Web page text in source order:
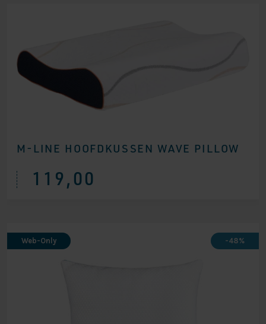
M-LINE HOOFDKUSSEN WAVE PILLOW
119,00
Web-Only -48%